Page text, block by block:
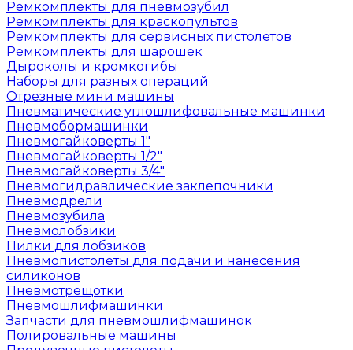
Ремкомплекты для пневмозубил
Ремкомплекты для краскопультов
Ремкомплекты для сервисных пистолетов
Ремкомплекты для шарошек
Дыроколы и кромкогибы
Наборы для разных операций
Отрезные мини машины
Пневматические углошлифовальные машинки
Пневмобормашинки
Пневмогайковерты 1"
Пневмогайковерты 1/2"
Пневмогайковерты 3/4"
Пневмогидравлические заклепочники
Пневмодрели
Пневмозубила
Пневмолобзики
Пилки для лобзиков
Пневмопистолеты для подачи и нанесения
силиконов
Пневмотрещотки
Пневмошлифмашинки
Запчасти для пневмошлифмашинок
Полировальные машины